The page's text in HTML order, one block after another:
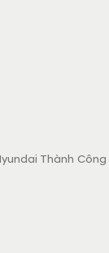
Thành